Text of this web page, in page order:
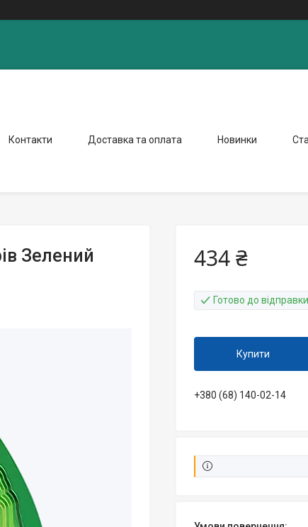
Контакти Доставка та оплата Новинки
Зелений
434 ₴
Готово до відправки
Купити
+380 (68) 140-02-14